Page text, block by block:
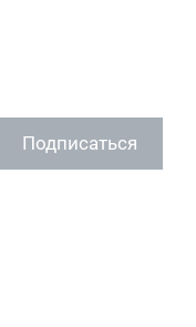
Подписаться